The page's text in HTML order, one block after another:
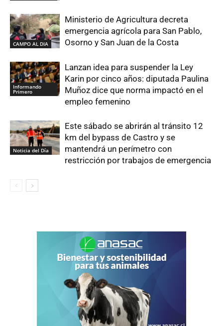
CAMPO AL DIA
Ministerio de Agricultura decreta
emergencia agrícola para San Pablo,
Osorno y San Juan de la Costa
Informando
Primero
Lanzan idea para suspender la Ley
Karin por cinco años: diputada Paulina
Muñoz dice que norma impactó en el
empleo femenino
Noticia del Día
Este sábado se abrirán al tránsito 12
km del bypass de Castro y se
mantendrá un perímetro con
restricción por trabajos de emergencia